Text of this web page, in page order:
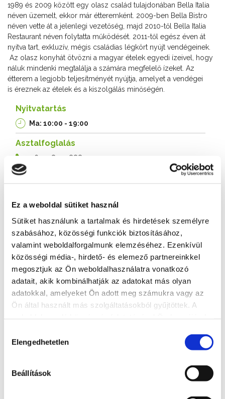
Ez a weboldal sütiket használ
Sütiket használunk a tartalmak és hirdetések személyre
szabásához, közösségi funkciók biztosításához,
valamint weboldalforgalmunk elemzéséhez. Ezenkívül
közösségi média-, hirdető- és elemező partnereinkkel
megosztjuk az Ön weboldalhasználatra vonatkozó
adatait, akik kombinálhatják az adatokat más olyan
adatokkal, amelyeket Ön adott meg számukra vagy az
Ön által használt más szolgáltatásokból gyűjtöttek. A
kiválasztása
Elengedhetetlen
Beállítások
1989 és 2009 között egy olasz család tulajdonában Bella Italia
néven üzemelt, ekkor már étteremként. 2009-ben Bella Bistro
néven vette át a jelenlegi vezetőség, majd 2010-től Bella Italia
Restaurant néven folytatta működését. 2011-től egész éven át
nyitva tart, exkluzív, mégis családias légkört nyújt vendégeinek.
Az olasz konyhát ötvözni a magyar ételek egyedi ízeivel, hogy
náluk mindenki megtalálja a számára megfelelő ízeket. Az
étterem a legjobb teljesítményét nyújtja, amelyet a vendégei
is éreznek az ételek és a kiszolgálás minőségén.
Nyitvatartás
Ma: 10:00 - 19:00
Asztalfoglalás
+36 30 851 0888
Cím
További éttermek